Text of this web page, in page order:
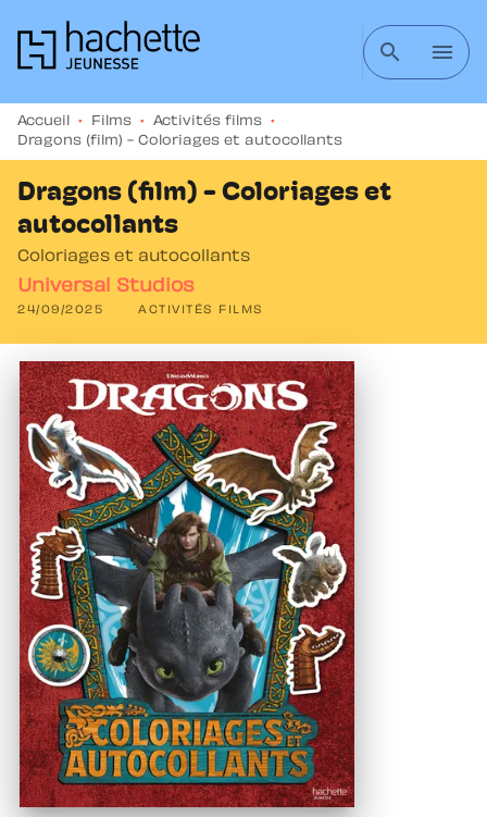
MENU RECHERCHE CONTENU
search menu
Accueil • Films • Activités films
•
Dragons (film) - Coloriages et autocollants
Dragons (film) - Coloriages et
autocollants
Coloriages et autocollants
Universal Studios
24/09/2025 ACTIVITÉS FILMS